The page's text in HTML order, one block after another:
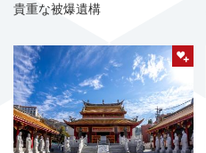
貴重な被爆遺構